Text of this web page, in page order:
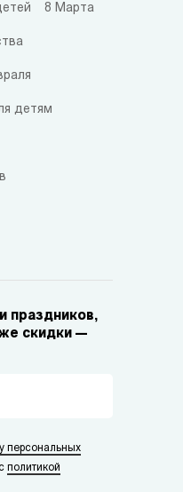
8 Марта
детям
праздников,
скидки —
персональных
политикой